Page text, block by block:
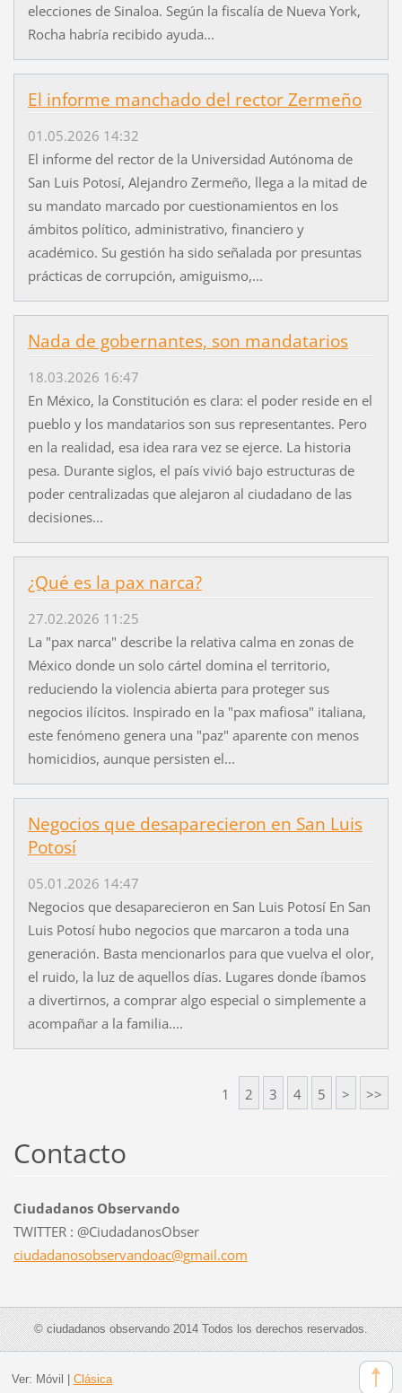
elecciones de Sinaloa. Según la fiscalía de Nueva York,
Rocha habría recibido ayuda...
El informe manchado del rector Zermeño
01.05.2026 14:32
El informe del rector de la Universidad Autónoma de
San Luis Potosí, Alejandro Zermeño, llega a la mitad de
su mandato marcado por cuestionamientos en los
ámbitos político, administrativo, financiero y
académico. Su gestión ha sido señalada por presuntas
prácticas de corrupción, amiguismo,...
Nada de gobernantes, son mandatarios
18.03.2026 16:47
En México, la Constitución es clara: el poder reside en el
pueblo y los mandatarios son sus representantes. Pero
en la realidad, esa idea rara vez se ejerce. La historia
pesa. Durante siglos, el país vivió bajo estructuras de
poder centralizadas que alejaron al ciudadano de las
decisiones...
¿Qué es la pax narca?
27.02.2026 11:25
La "pax narca" describe la relativa calma en zonas de
México donde un solo cártel domina el territorio,
reduciendo la violencia abierta para proteger sus
negocios ilícitos. Inspirado en la "pax mafiosa" italiana,
este fenómeno genera una "paz" aparente con menos
homicidios, aunque persisten el...
Negocios que desaparecieron en San Luis
Potosí
05.01.2026 14:47
Negocios que desaparecieron en San Luis Potosí En San
Luis Potosí hubo negocios que marcaron a toda una
generación. Basta mencionarlos para que vuelva el olor,
el ruido, la luz de aquellos días. Lugares donde íbamos
a divertirnos, a comprar algo especial o simplemente a
acompañar a la familia....
1 2 3 4 5 > >>
Contacto
Ciudadanos Observando
TWITTER : @CiudadanosObser
ciudadanosobservandoac@gmail.com
© ciudadanos observando 2014 Todos los derechos reservados.
Ver: Móvil | Clásica